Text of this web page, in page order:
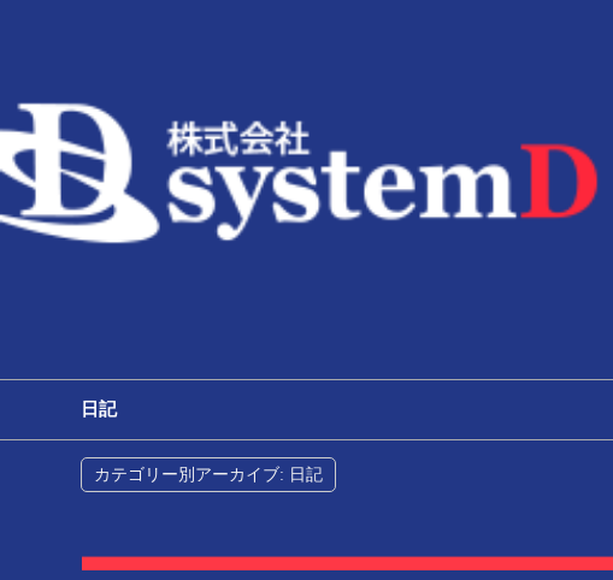
日記
カテゴリー別アーカイブ: 日記